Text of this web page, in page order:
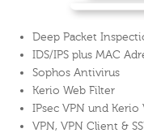
Deep Packet
IDS/IPS plus MAC
Sophos Antivirus
Kerio Web Filter
IPsec VPN und Kerio
VPN, VPN Client &